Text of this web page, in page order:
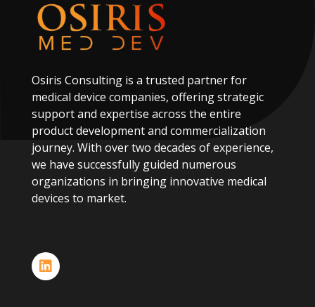
Osiris Consulting is a trusted partnerfor
medical device companies, offeringstrategic
supportand expertise across the entire
productdevelopmentand commercialization
journey. With overtwo decades ofexperience,
we have successfully guided numerous
organizations in bringing innovative medical
devices to market.